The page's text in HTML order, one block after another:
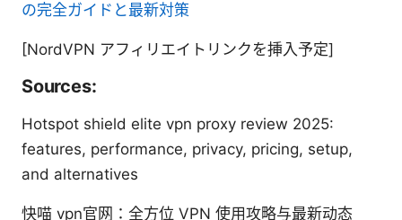
の完全ガイドと最新対策
[NordVPN アフィリエイトリンクを挿入予定]
Sources:
Hotspot shield elite vpn proxy review 2025:
features, performance, privacy, pricing, setup,
and alternatives
快喵 vpn官网：全方位 VPN 使用攻略与最新动态